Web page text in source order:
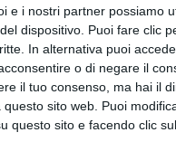
e i nostri partner possiamo
dispositivo. Puoi fare clic
In alternativa puoi
o di negare il
il tuo consenso, ma hai il
sito web. Puoi
questo sito e facendo clic